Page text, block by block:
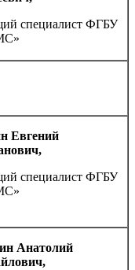
специалист ФГБУ
Евгений
специалист ФГБУ
Анатолий